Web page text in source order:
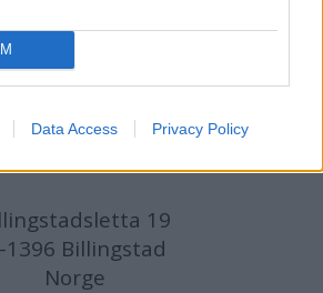
Data Access Privacy Policy
H. Michelsen.
19
1396 Billingstad
Norge